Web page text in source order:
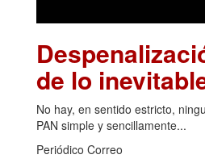
de lo
No hay, en sentido estricto,
PAN simple y sencillamente...
Periódico Correo